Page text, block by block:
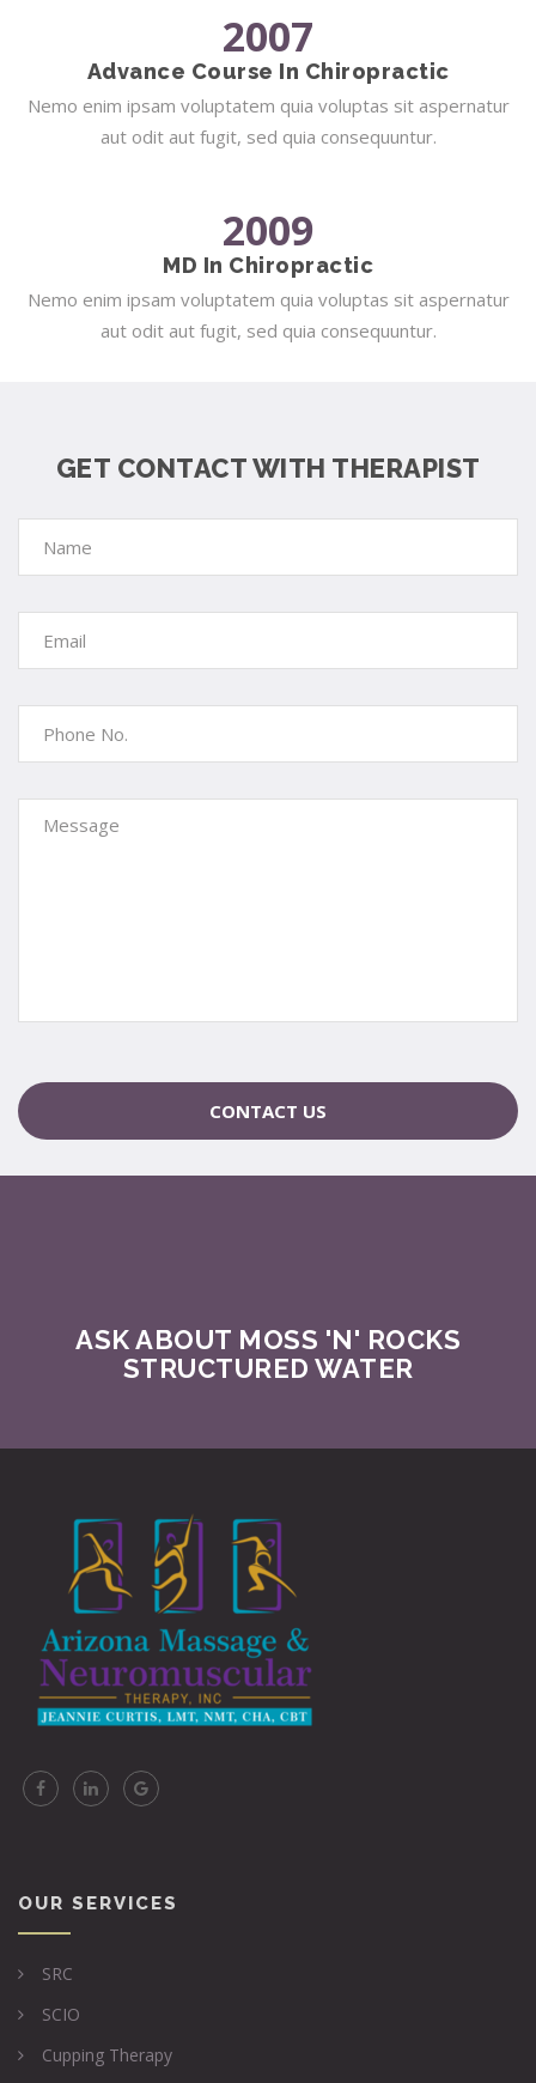
2007
Advance Course In Chiropractic
Nemo enim ipsam voluptatem quia voluptas sit aspernatur
aut odit aut fugit, sed quia consequuntur.
2009
MD In Chiropractic
Nemo enim ipsam voluptatem quia voluptas sit aspernatur
aut odit aut fugit, sed quia consequuntur.
GET CONTACT WITH THERAPIST
CONTACT US
ASK ABOUT MOSS 'N' ROCKS
STRUCTURED WATER
OUR SERVICES
SRC
SCIO
Cupping Therapy